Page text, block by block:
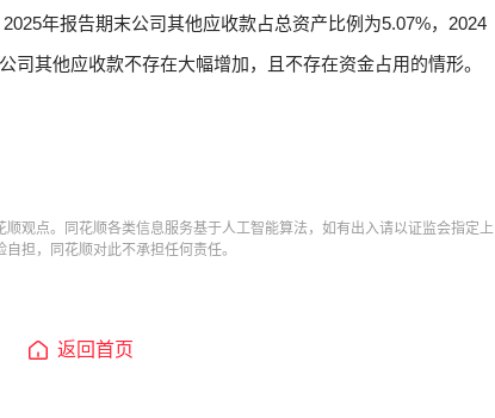
年报告期末公司其他应收款占总资产比例为5.07%，2024
司其他应收款不存在大幅增加，且不存在资金占用的情形。
观点。同花顺各类信息服务基于人工智能算法，如有出入请以证监会指定上
担，同花顺对此不承担任何责任。
返回首页